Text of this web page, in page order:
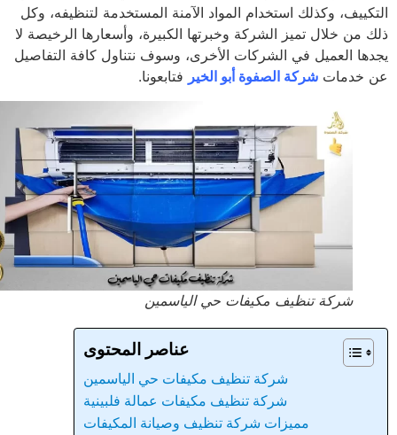
وكذلك استخدام المواد الآمنة المستخدمة لتنظيفه، وكل
من خلال تميز الشركة وخبرتها الكبيرة، وأسعارها الرخيصة لا
العميل في الشركات الأخرى، وسوف نتناول كافة التفاصيل
خدماتشركة الصفوة أبو الخيرفتابعونا.
شركة تنظيف مكيفات حي الياسمين
عناصر المحتوى
شركة تنظيف مكيفات حي الياسمين
شركة تنظيف مكيفات عمالة فلبينية
مميزات شركة تنظيف وصيانة المكيفات